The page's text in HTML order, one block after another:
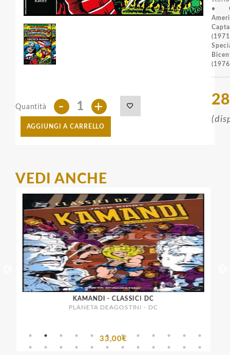
•
Quantità - +
AGGIUNGI A CARRELLO
VEDI ANCHE
KAMANDI - CLASSICI DC
PLANETA DEAGOSTINI - DC
33,00€